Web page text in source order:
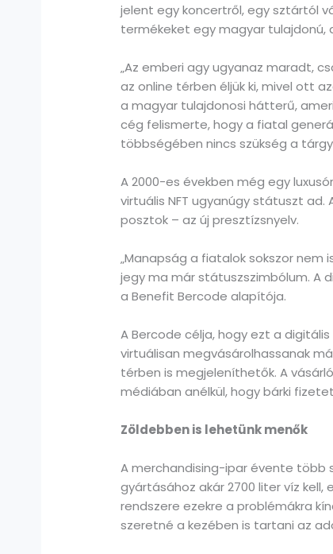
jelent egy koncertről, egy sztártól
termékeket egy magyar tulajdonú,
„Az emberi agy ugyanaz maradt,
az online térben éljük ki, mivel ott
a magyar tulajdonosi hátterű,
cég felismerte, hogy a fiatal
többségében nincs szükség a
A 2000-es években még egy
virtuális NFT ugyanúgy státuszt
posztok – az új presztízsnyelv.
„Manapság a fiatalok sokszor nem
jegy ma már státuszszimbólum. A
a Benefit Bercode alapítója.
A Bercode célja, hogy ezt a
virtuálisan megvásárolhassanak
térben is megjeleníthetők. A
médiában anélkül, hogy bárki
Zöldebben is lehetünk menők
A merchandising-ipar évente több
gyártásához akár 2700 liter víz
rendszere ezekre a problémákra
szeretné a kezében is tartani az